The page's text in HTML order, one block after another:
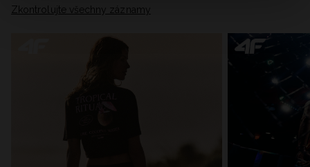
Zkontrolujte všechny záznamy